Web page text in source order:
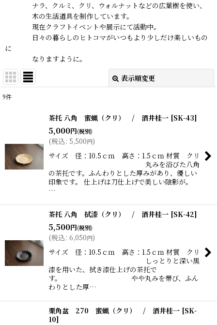
ナラ、クルミ、クリ、ウォルナットなどの広葉樹を使い、
木の生活道具を制作しています。
現在クラフトイベントや展示にて活動中。
日々の暮らしのヒトコマがいつもより少しだけ楽しいもの
に
なりますように。
表示順変更
並び順
絞り込む
9件
茶托 八角 蜜蝋（クリ） / 酒井桂一 [SK-43]
5,000円(税別)
(税込: 5,500円)
サイズ 径：10.5ｃｍ 高さ：1.5ｃｍ 材質 クリ
丸みを浴びた八角
の茶托です。ふんわりとした厚みがあり、優しい
印象です。 仕上げは刀仕上げで美しい陰影が。
…
茶托 八角 拭漆（クリ） / 酒井桂一 [SK-42]
5,500円(税別)
(税込: 6,050円)
サイズ 径：10.5ｃｍ 高さ：1.5ｃｍ 材質 クリ
しっとりと深い黒
漆を用いた、拭き漆仕上げの茶托で
す。 やや丸みを帯び、ふん
わりとした厚…
栗角盆 270 蜜蝋（クリ） / 酒井桂一 [SK-
10]